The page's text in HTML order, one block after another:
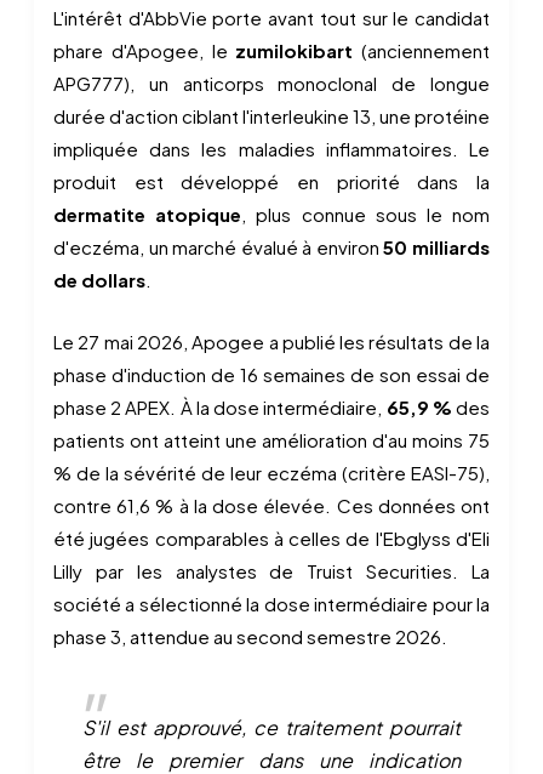
L'intérêt d'AbbVie porte avant tout sur le candidat
phare d'Apogee, le zumilokibart (anciennement
APG777), un anticorps monoclonal de longue
durée d'action ciblant l'interleukine 13, une protéine
impliquée dans les maladies inflammatoires. Le
produit est développé en priorité dans la
dermatite atopique, plus connue sous le nom
d'eczéma, un marché évalué à environ50 milliards
de dollars.
Le 27 mai 2026, Apogee a publié les résultats de la
phase d'induction de 16 semaines de son essai de
phase 2 APEX. À la dose intermédiaire, 65,9 % des
patients ont atteint une amélioration d'au moins 75
% de la sévérité de leur eczéma (critère EASI-75),
contre 61,6 % à la dose élevée. Ces données ont
été jugées comparables à celles de l'Ebglyss d'Eli
Lilly par les analystes de Truist Securities. La
société a sélectionné la dose intermédiaire pour la
phase 3, attendue au second semestre 2026.
S'il est approuvé, ce traitement pourrait
être le premier dans une indication